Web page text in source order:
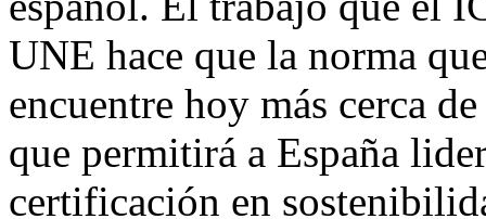
UNE hace que la norma
encuentre hoy más cerca
que permitirá a España
certificación en